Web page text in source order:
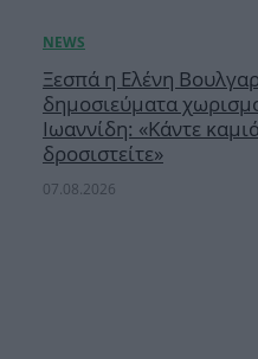
Ξεσπά η Ελένη
δημοσιεύματα
Ιωαννίδη: «Κάντε
δροσιστείτε»
07.08.2026